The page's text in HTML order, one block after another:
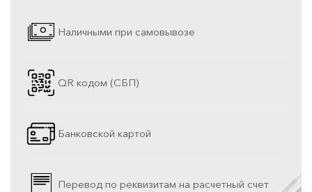
Наличными при самовывозе
QR кодом (СБП)
Банковской картой
Перевод по реквизитам на расчетный счет